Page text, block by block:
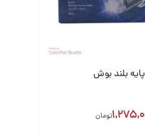
بلند بوش
تومان